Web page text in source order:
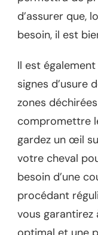
d’assurer que,
besoin, il est
Il est
signes d’usure
zones
compromettre
gardez un œil
votre cheval
besoin d’une
procédant
vous